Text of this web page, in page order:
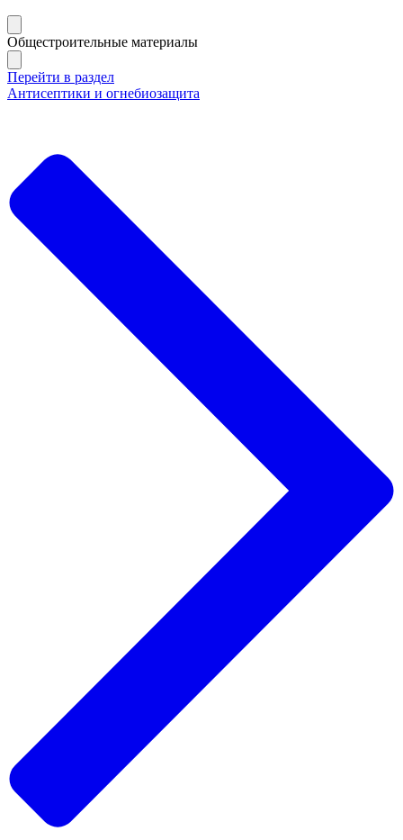
Общестроительные материалы
Перейти в раздел
Антисептики и огнебиозащита